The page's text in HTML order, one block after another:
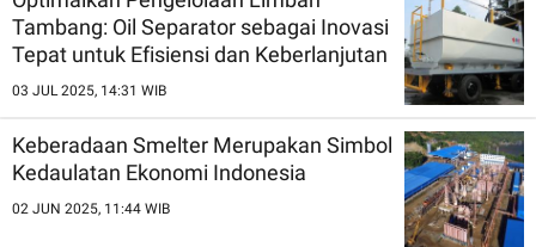
Tambang: Oil Separator sebagai Inovasi
Tepat untuk Efisiensi dan Keberlanjutan
03 JUL 2025, 14:31 WIB
Keberadaan Smelter Merupakan Simbol
Kedaulatan Ekonomi Indonesia
02 JUN 2025, 11:44 WIB